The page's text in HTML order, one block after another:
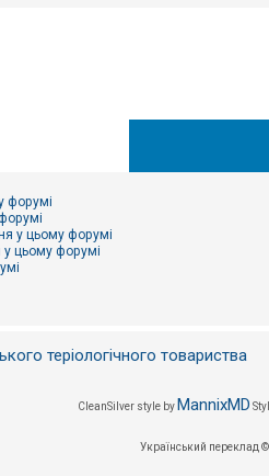
форумі
у цьому форумі
цьому форумі
теріологічного товариства
CleanSilver style byMannixMD
Український переклад